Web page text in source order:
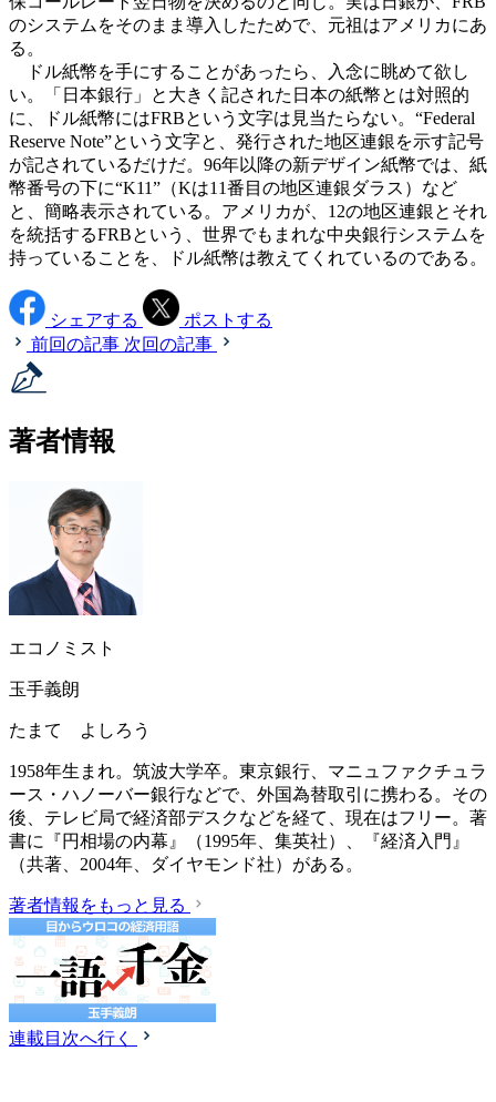
のシステムをそのまま導入したためで、元祖はアメリカにあ
る。
ドル紙幣を手にすることがあったら、入念に眺めて欲し
い。「日本銀行」と大きく記された日本の紙幣とは対照的
に、ドル紙幣にはFRBという文字は見当たらない。“Federal
Reserve Note”という文字と、発行された地区連銀を示す記号
が記されているだけだ。96年以降の新デザイン紙幣では、紙
幣番号の下に“K11”（Kは11番目の地区連銀ダラス）など
と、簡略表示されている。アメリカが、12の地区連銀とそれ
を統括するFRBという、世界でもまれな中央銀行システムを
持っていることを、ドル紙幣は教えてくれているのである。
シェアする
ポストする
前回の記事 次回の記事
著者情報
エコノミスト
玉手義朗
たまて よしろう
1958年生まれ。筑波大学卒。東京銀行、マニュファクチュラ
ース・ハノーバー銀行などで、外国為替取引に携わる。その
後、テレビ局で経済部デスクなどを経て、現在はフリー。著
書に『円相場の内幕』（1995年、集英社）、『経済入門』
（共著、2004年、ダイヤモンド社）がある。
著者情報をもっと見る
連載目次へ行く